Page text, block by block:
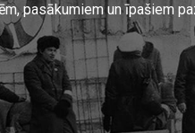
pasākumiem un īpašiem